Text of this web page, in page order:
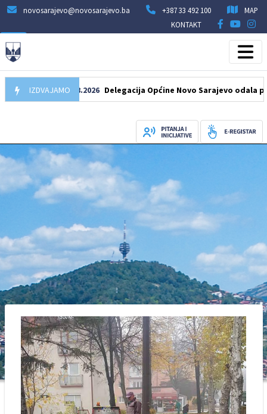
novosarajevo@novosarajevo.ba +387 33 492 100
MAP
KONTAKT
IZDVAJAMO
07.08.2026 Delegacija Općine Novo Sarajevo odala počast